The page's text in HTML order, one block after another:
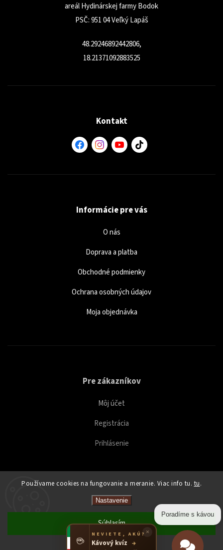
Používame cookies na fungovanie a meranie. Viac info tu. tu.
Nastavenie
Súhlasím
areál Hydinárskej farmy Bodok
PSČ: 951 04 Veľký Lapáš
48.29246892442806,
18.21371092883525
Kontakt
Informácie pre vás
O nás
Doprava a platba
Obchodné podmienky
Ochrana osobných údajov
Moja objednávka
Pre zákazníkov
Môj účet
Registrácia
Prihlásenie
Caffeitaliano. Všetky práva vyhradené.
Upraviť nastavenie cookies
Poradíme s kávou
×
☕
NEVIETE, AKÚ?
Kávový kvíz →